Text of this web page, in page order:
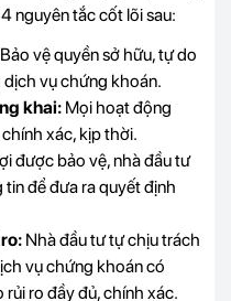
nguyên tắc cốt lõi sau:
Bảo vệ quyền sở hữu, tự do
vụ chứng khoán.
khai: Mọi hoạt động
xác, kịp thời.
được bảo vệ, nhà đầu tư
để đưa ra quyết định
Nhà đầu tư tự chịu trách
vụ chứng khoán có
ro đầy đủ, chính xác.